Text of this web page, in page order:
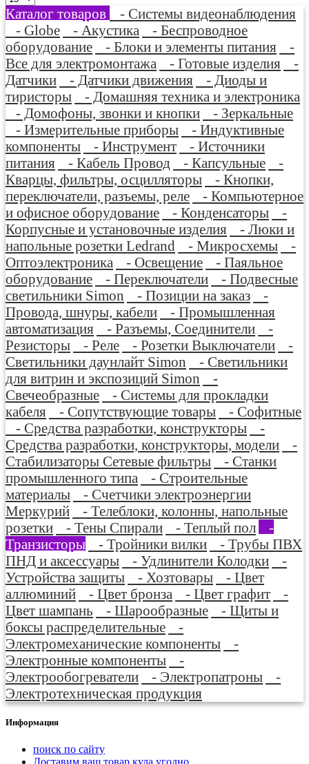
Каталог товаров
- Системы видеонаблюдения
- Globe
- Акустика
- Беспроводное
оборудование
- Блоки и элементы питания
-
Все для электромонтажа
- Готовые изделия
-
Датчики
- Датчики движения
- Диоды и
тиристоры
- Домашняя техника и электроника
- Домофоны, звонки и кнопки
- Зеркальные
- Измерительные приборы
- Индуктивные
компоненты
- Инструмент
- Источники
питания
- Кабель Провод - Капсульные
-
Кварцы, фильтры, осцилляторы
- Кнопки,
переключатели, разъемы, реле
- Компьютерное
и офисное оборудование
- Конденсаторы
-
Корпусные и установочные изделия
- Люки и
напольные розетки Ledrand
- Микросхемы
-
Оптоэлектроника
- Освещение
- Паяльное
оборудование
- Переключатели
- Подвесные
светильники Simon
- Позиции на заказ
-
Провода, шнуры, кабели
- Промышленная
автоматизация
- Разъемы, Соединители
-
Резисторы
- Реле - Розетки Выключатели
-
Светильники даунлайт Simon
- Светильники
для витрин и экспозиций Simon
-
Свечеобразные
- Системы для прокладки
кабеля
- Сопутствующие товары
- Софитные
- Средства разработки, конструкторы
-
Средства разработки, конструкторы, модели
-
Стабилизаторы Сетевые фильтры
- Станки
промышленного типа
- Строительные
материалы
- Счетчики электроэнергии
Меркурий
- Телеблоки, колонны, напольные
розетки
- Тены Спирали - Теплый пол
-
Транзисторы
- Тройники вилки
- Трубы ПВХ
ПНД и аксессуары
- Удлинители Колодки
-
Устройства защиты
- Хозтовары
- Цвет
аллюминий
- Цвет бронза - Цвет графит
-
Цвет шампань
- Шарообразные
- Щиты и
боксы распределительные
-
Электромеханические компоненты
-
Электронные компоненты
-
Электрообогреватели
- Электропатроны
-
Электротехническая продукция
Информация
поиск по сайту
Доставим ваш товар куда угодно